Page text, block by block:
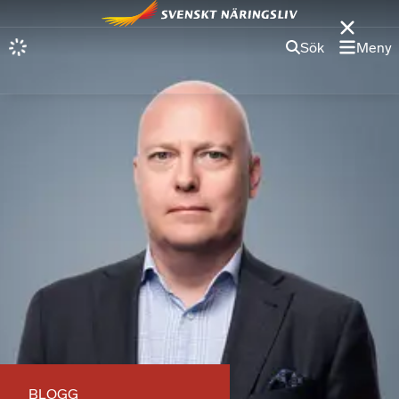
Sök Meny
BLOGG